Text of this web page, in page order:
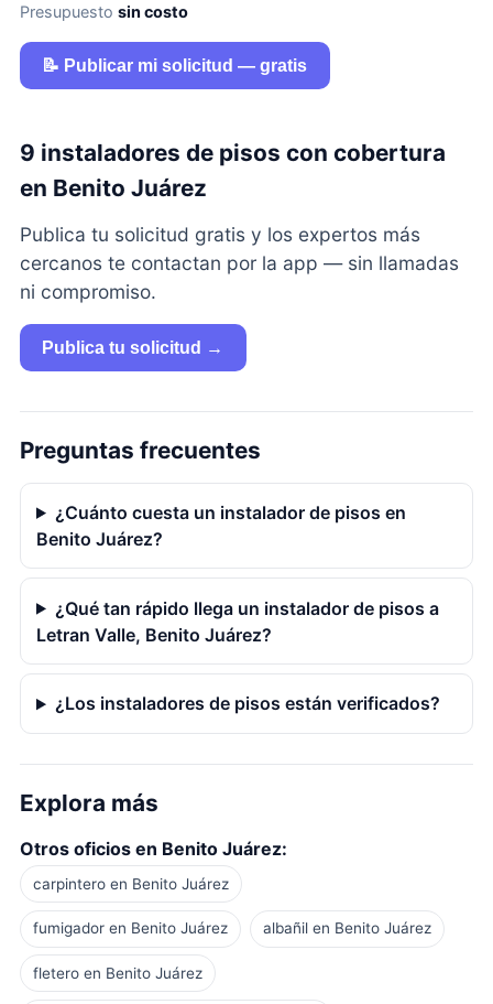
Presupuesto sin costo
📝 Publicar mi solicitud — gratis
9 instaladores de pisos con cobertura
en Benito Juárez
Publica tu solicitud gratis y los expertos más
cercanos te contactan por la app — sin llamadas
ni compromiso.
Publica tu solicitud →
Preguntas frecuentes
¿Cuánto cuesta un instalador de pisos en
Benito Juárez?
¿Qué tan rápido llega un instalador de pisos a
Letran Valle, Benito Juárez?
¿Los instaladores de pisos están verificados?
Explora más
Otros oficios en Benito Juárez:
carpintero en Benito Juárez
fumigador en Benito Juárez albañil en Benito Juárez
fletero en Benito Juárez